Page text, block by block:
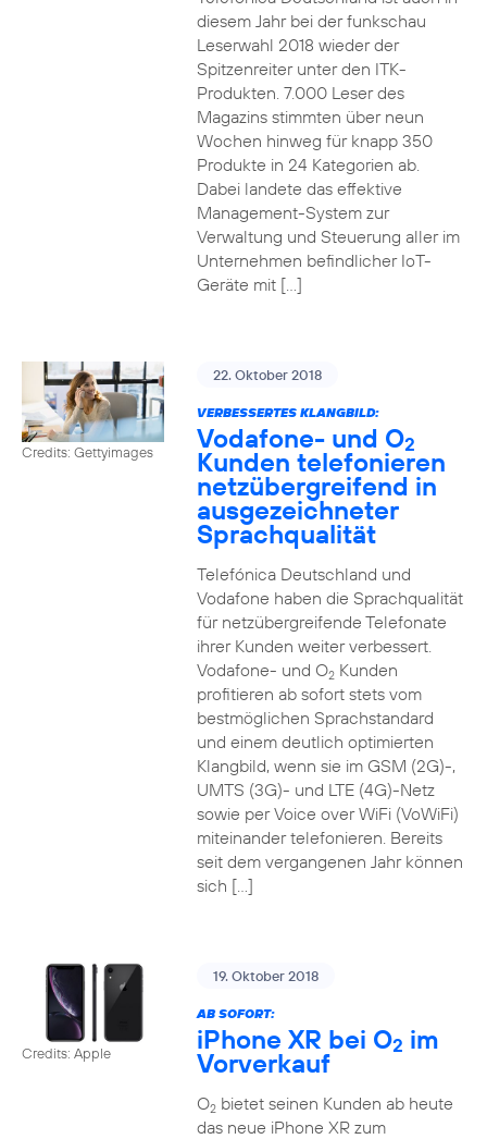
diesem Jahr bei der funkschau
Leserwahl 2018 wieder der
Spitzenreiter unter den ITK-
Produkten. 7.000 Leser des
Magazins stimmten über neun
Wochen hinweg für knapp 350
Produkte in 24 Kategorien ab.
Dabei landete das effektive
Management-System zur
Verwaltung und Steuerung aller im
Unternehmen befindlicher IoT-
Geräte mit […]
Credits: Gettyimages
22. Oktober 2018
VERBESSERTES KLANGBILD:
Vodafone- und O2
Kunden telefonieren
netzübergreifend in
ausgezeichneter
Sprachqualität
Telefónica Deutschland und
Vodafone haben die Sprachqualität
für netzübergreifende Telefonate
ihrer Kunden weiter verbessert.
Vodafone- und O2Kunden
profitieren ab sofort stets vom
bestmöglichen Sprachstandard
und einem deutlich optimierten
Klangbild, wenn sie im GSM (2G)-,
UMTS (3G)- und LTE (4G)-Netz
sowie per Voice over WiFi (VoWiFi)
miteinander telefonieren. Bereits
seit dem vergangenen Jahr können
sich […]
Credits: Apple
19. Oktober 2018
AB SOFORT:
iPhone XR bei O2 im
Vorverkauf
O2bietet seinen Kunden ab heute
das neue iPhone XR zum